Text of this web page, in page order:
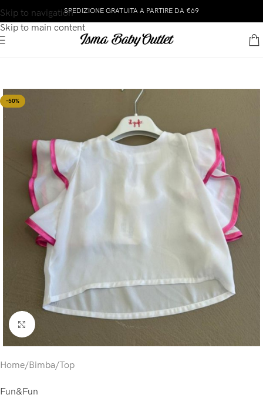
Skip to navigation
Skip to main content
SPEDIZIONE GRATUITA A PARTIRE DA €69
-50%
Click to enlarge
Home/Bimba/Top
Fun&Fun